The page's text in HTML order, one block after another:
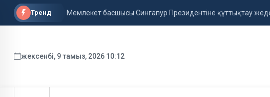
Тренд Мемлекет басшысы Сингапур Президентіне құттықтау
9 тамызға арналған ауа райы болжамы жарияланды
жексенбі, 9 тамыз, 2026 10:12